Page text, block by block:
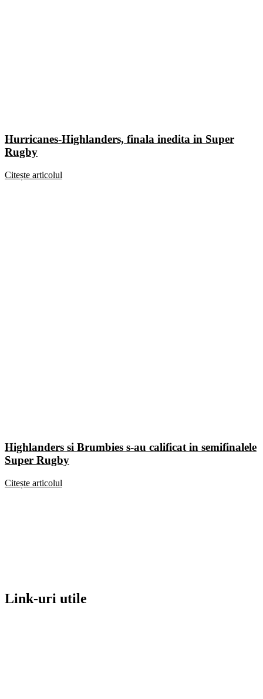
Hurricanes-Highlanders, finala inedita in Super
Rugby
Citește articolul
Highlanders si Brumbies s-au calificat in semifinalele
Super Rugby
Citește articolul
Link-uri utile